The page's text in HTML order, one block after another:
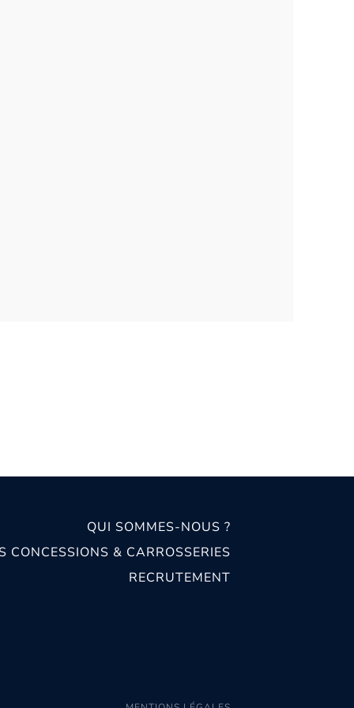
QUI SOMMES-NOUS ?
CONCESSIONS & CARROSSERIES
RECRUTEMENT